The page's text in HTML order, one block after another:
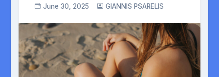
June 30, 2025 GIANNIS PSARELIS